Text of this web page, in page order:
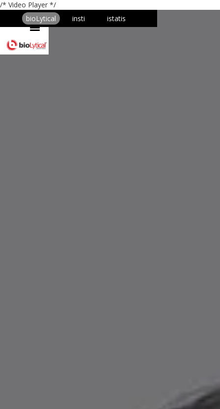
/* Video Player */
bioLytical
insti istatis